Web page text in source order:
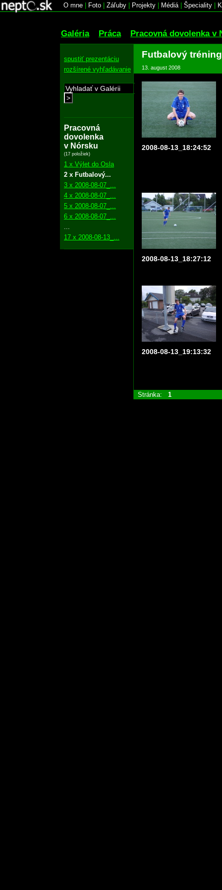
O mne Foto Záľuby Projekty Médiá| Špeciality
Galéria Práca Pracovná dovolenka v
spustiť prezentáciu
rozšírené vyhľadávanie
>
Pracovná
dovolenka
v Nórsku
(17 položiek)
1 x Výlet do Osla
2 x Futbalový...
3 x 2008-08-07_...
4 x 2008-08-07_...
5 x 2008-08-07_...
6 x 2008-08-07_...
17 x 2008-08-13_...
Futbalový tréning
13. august 2008
2008-08-13_18:24:52
2008-08-13_18:27:12
2008-08-13_19:13:32
Stránka: 1